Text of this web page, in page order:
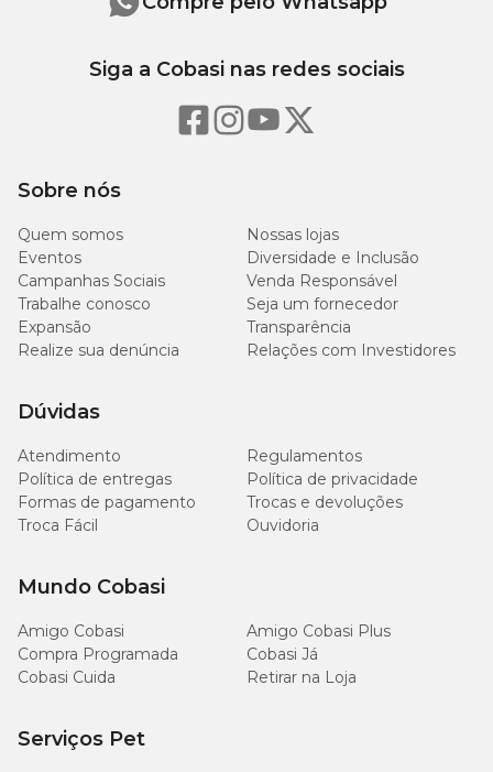
Sobre nós
Quem somos
Nossas lojas
Eventos
Diversidade e Inclusão
Campanhas Sociais
Venda Responsável
Trabalhe conosco
Seja um fornecedor
Expansão
Transparência
Realize sua denúncia
Relações com Investidores
Dúvidas
Atendimento
Regulamentos
Política de entregas
Política de privacidade
Formas de pagamento
Trocas e devoluções
Troca Fácil
Ouvidoria
Mundo Cobasi
Amigo Cobasi
Amigo Cobasi Plus
Compra Programada
Cobasi Já
Cobasi Cuida
Retirar na Loja
Serviços Pet
Siga a Cobasi nas redes sociais